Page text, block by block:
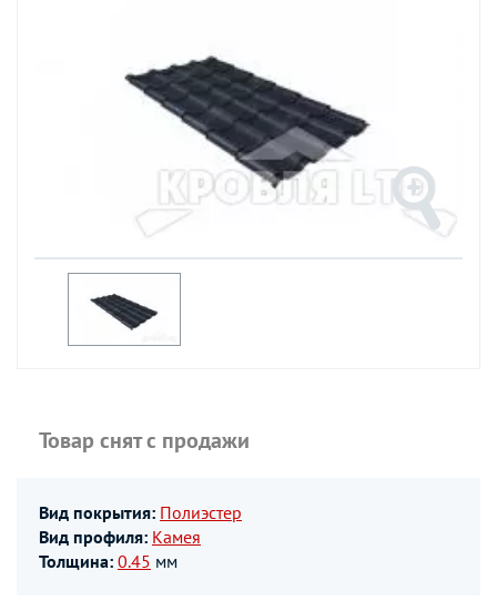
Товар снят с продажи
Вид покрытия: Полиэстер
Вид профиля: Камея
Толщина: 0.45 мм